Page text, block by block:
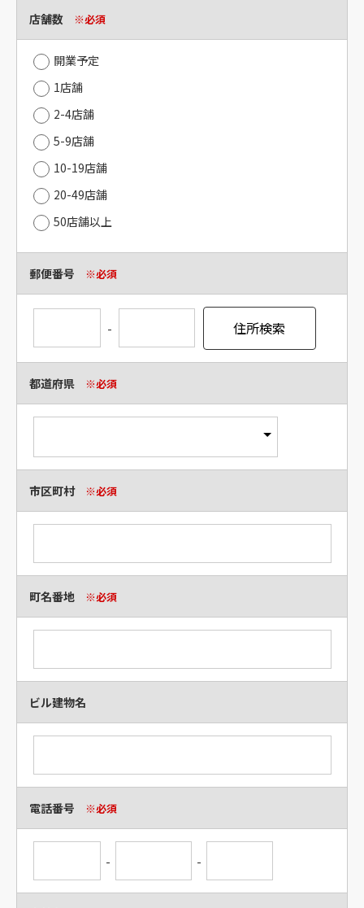
店舗数 ※必須
開業予定
1店舗
2-4店舗
5-9店舗
10-19店舗
20-49店舗
50店舗以上
郵便番号 ※必須
-
都道府県 ※必須
市区町村 ※必須
町名番地 ※必須
ビル建物名
電話番号 ※必須
- -